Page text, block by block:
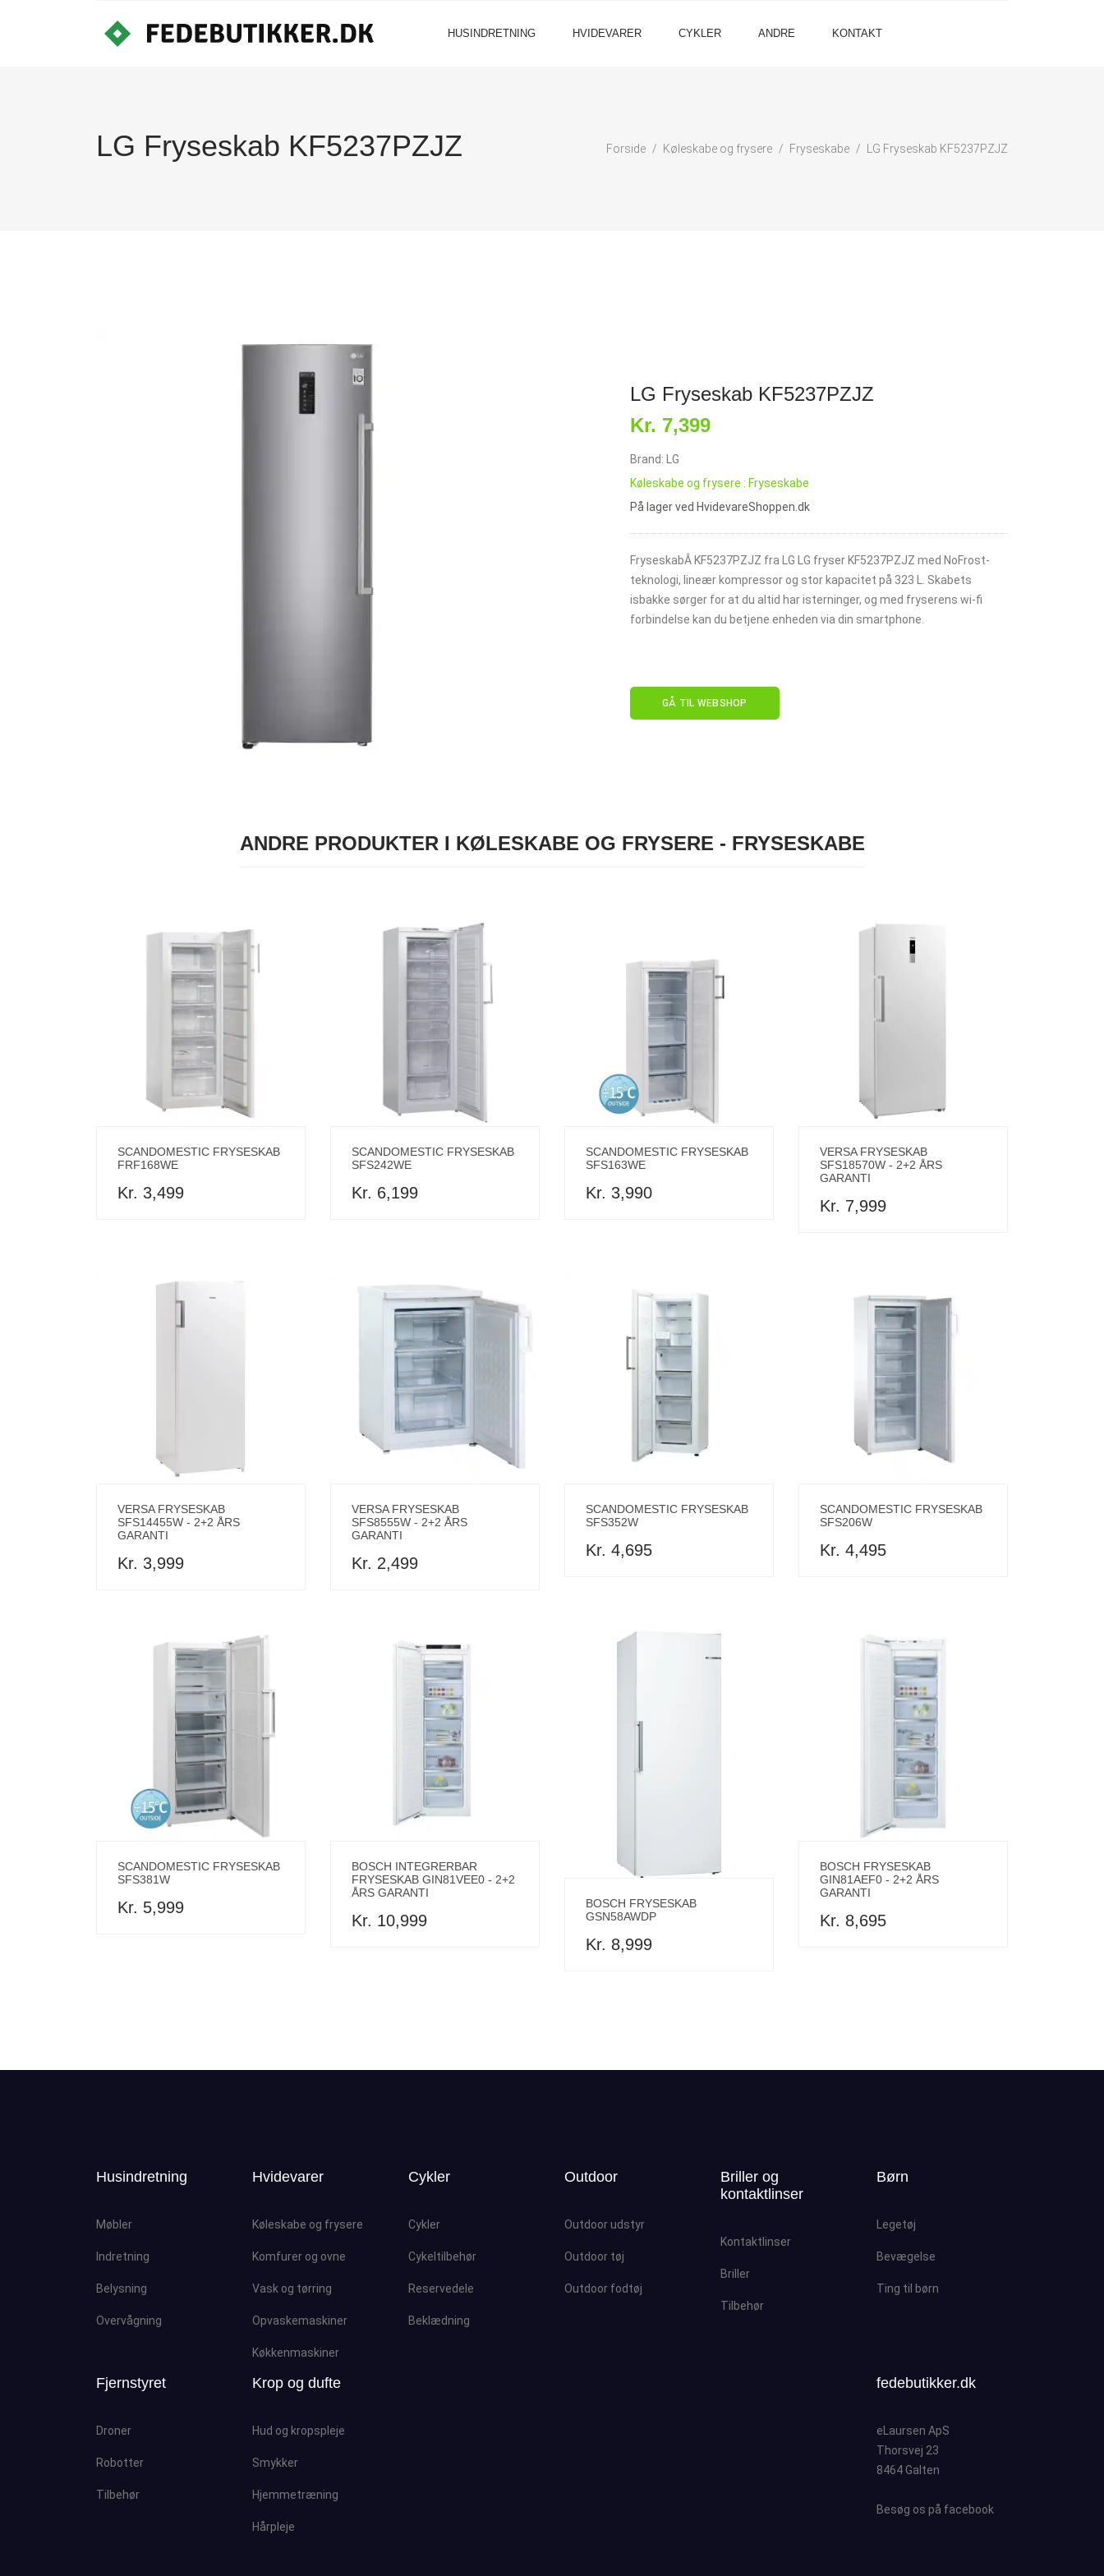
HUSINDRETNING HVIDEVARER CYKLER ANDRE KONTAKT
LG Fryseskab KF5237PZJZ Forside Køleskabe og frysere Fryseskabe LG Fryseskab KF5237PZJZ
LG Fryseskab KF5237PZJZ
Kr. 7,399
Brand: LG
Køleskabe og frysere : Fryseskabe
På lager ved HvidevareShoppen.dk
FryseskabÂ KF5237PZJZ fra LG LG fryser KF5237PZJZ med NoFrost-
teknologi, lineær kompressor og stor kapacitet på 323 L. Skabets
isbakke sørger for at du altid har isterninger, og med fryserens wi-fi
forbindelse kan du betjene enheden via din smartphone.
GÅ TIL WEBSHOP
ANDRE PRODUKTER I KØLESKABE OG FRYSERE - FRYSESKABE
SCANDOMESTIC FRYSESKAB
FRF168WE
Kr. 3,499
SCANDOMESTIC FRYSESKAB
SFS242WE
Kr. 6,199
SCANDOMESTIC FRYSESKAB
SFS163WE
Kr. 3,990
VERSA FRYSESKAB
SFS18570W - 2+2 ÅRS
GARANTI
Kr. 7,999
VERSA FRYSESKAB
SFS14455W - 2+2 ÅRS
GARANTI
Kr. 3,999
VERSA FRYSESKAB
SFS8555W - 2+2 ÅRS
GARANTI
Kr. 2,499
SCANDOMESTIC FRYSESKAB
SFS352W
Kr. 4,695
SCANDOMESTIC FRYSESKAB
SFS206W
Kr. 4,495
SCANDOMESTIC FRYSESKAB
SFS381W
Kr. 5,999
BOSCH INTEGRERBAR
FRYSESKAB GIN81VEE0 - 2+2
ÅRS GARANTI
Kr. 10,999
BOSCH FRYSESKAB
GSN58AWDP
Kr. 8,999
BOSCH FRYSESKAB
GIN81AEF0 - 2+2 ÅRS
GARANTI
Kr. 8,695
Husindretning
Møbler
Indretning
Belysning
Overvågning
Hvidevarer
Køleskabe og frysere
Komfurer og ovne
Vask og tørring
Opvaskemaskiner
Køkkenmaskiner
Cykler
Cykler
Cykeltilbehør
Reservedele
Beklædning
Outdoor
Outdoor udstyr
Outdoor tøj
Outdoor fodtøj
Briller og
kontaktlinser
Kontaktlinser
Briller
Tilbehør
Børn
Legetøj
Bevægelse
Ting til børn
Fjernstyret
Droner
Robotter
Tilbehør
Krop og dufte
Hud og kropspleje
Smykker
Hjemmetræning
Hårpleje
fedebutikker.dk
eLaursen ApS
Thorsvej 23
8464 Galten
Besøg os på facebook